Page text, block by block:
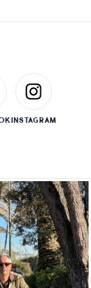
INSTAGRAM